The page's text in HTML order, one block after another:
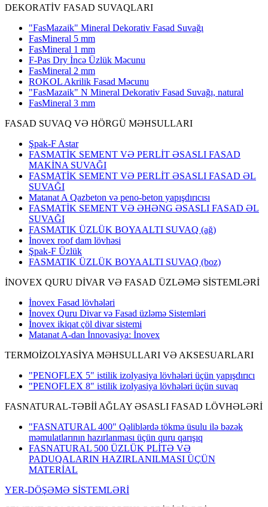
DEKORATİV FASAD SUVAQLARI
"FasMazaik" Mineral Dekorativ Fasad Suvağı
FasMineral 5 mm
FasMineral 1 mm
F-Pas Dry İncə Üzlük Məcunu
FasMineral 2 mm
ROKOL Akrilik Fasad Məcunu
"FasMazaik" N Mineral Dekorativ Fasad Suvağı, natural
FasMineral 3 mm
FASAD SUVAQ VƏ HÖRGÜ MƏHSULLARI
Şpak-F Astar
FASMATİK SEMENT VƏ PERLİT ƏSASLI FASAD
MAKİNA SUVAĞI
FASMATİK SEMENT VƏ PERLİT ƏSASLI FASAD ƏL
SUVAĞI
Matanat A Qazbeton və peno-beton yapışdırıcısı
FASMATİK SEMENT VƏ ƏHƏNG ƏSASLI FASAD ƏL
SUVAĞI
FASMATIK ÜZLÜK BOYAALTI SUVAQ (ağ)
İnovex roof dam lövhəsi
Şpak-F Üzlük
FASMATIK ÜZLÜK BOYAALTI SUVAQ (boz)
İNOVEX QURU DİVAR VƏ FASAD ÜZLƏMƏ SİSTEMLƏRİ
İnovex Fasad lövhələri
İnovex Quru Divar və Fasad üzləmə Sistemləri
İnovex ikiqat çöl divar sistemi
Matanat A-dan İnnovasiya: İnovex
TERMOİZOLYASİYA MƏHSULLARI VƏ AKSESUARLARI
"PENOFLEX 5" istilik izolyasiya lövhələri üçün yapışdırıcı
"PENOFLEX 8" istilik izolyasiya lövhələri üçün suvaq
FASNATURAL-TƏBİİ AĞLAY ƏSASLI FASAD LÖVHƏLƏRİ
"FASNATURAL 400" Qəliblərdə tökmə üsulu ilə bəzək
məmulatlarının hazırlanması üçün quru qarışıq
FASNATURAL 500 ÜZLÜK PLİTƏ VƏ
PADUQALARIN HAZIRLANILMASI ÜÇÜN
MATERİAL
YER-DÖŞƏMƏ SİSTEMLƏRİ